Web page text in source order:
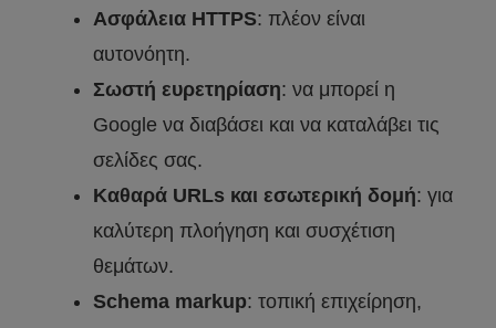
Ασφάλεια HTTPS: πλέον είναι
αυτονόητη.
Σωστή ευρετηρίαση: να μπορεί η
Google να διαβάσει και να καταλάβει τις
σελίδες σας.
Καθαρά URLs και εσωτερική δομή: για
καλύτερη πλοήγηση και συσχέτιση
θεμάτων.
Schema markup: τοπική επιχείρηση,